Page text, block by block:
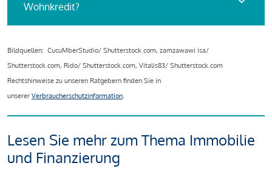
Wohnkredit?
Bildquellen: CucuMberStudio/ Shutterstock.com, zamzawawi isa/
Shutterstock.com, Rido/ Shutterstock.com, Vitalis83/ Shutterstock.com
Rechtshinweise zu unseren Ratgebern finden Sie in
unserer Verbraucherschutzinformation.
Lesen Sie mehr zum Thema Immobilie
und Finanzierung